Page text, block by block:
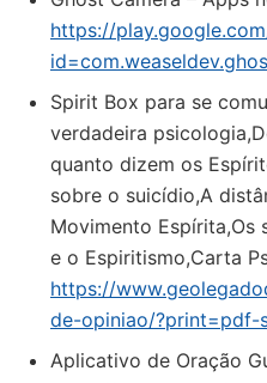
https://
Spirit Box para se
verdadeira
quanto dizem os
sobre o suicídio,A
Movimento Espírita,Os
e o Espiritismo,Carta
https://
de-opiniao/?print=pdf-
Aplicativo de Oração